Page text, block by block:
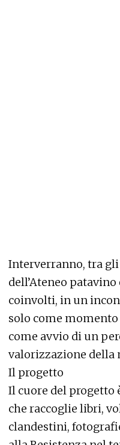
Interverranno, tra
dell’Ateneo
coinvolti, in un
solo come
come avvio di un
valorizzazione della
Il progetto
Il cuore del progetto
che raccoglie libri,
clandestini,